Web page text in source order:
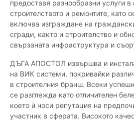
предоставя разнообразни услуги в
строителството и ремонтите, като
включва изграждане на
сгради, както и строителство и
свързаната инфраструктура и
ДЪГА АПОСТОЛ извършва и
на ВИК системи, покривайки
в строителния бранш. Всеки
се разглежда като отличителен
което ѝ носи репутация на
участник в сферата. Високото